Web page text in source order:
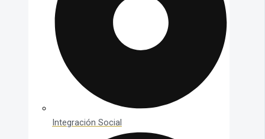
Integración Social